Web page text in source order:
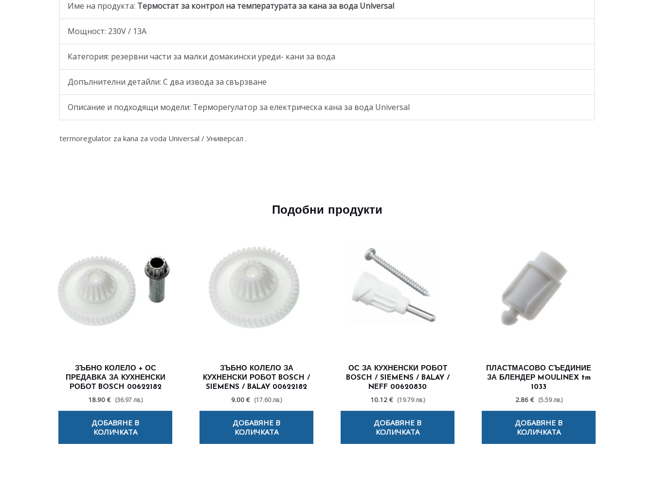
Име на продукта: Термостат за контрол на температурата за кана за вода Universal
Мощност: 230V / 13А
Категория: резервни части за малки домакински уреди- кани за вода
Допълнителни детайли: С два извода за свързване
Описание и подходящи модели: Терморегулатор за електрическа кана за вода Universal
termoregulator za kana za voda Universal / Универсал .
Подобни продукти
ЗЪБНО КОЛЕЛО + ОС
ПРЕДАВКА ЗА КУХНЕНСКИ
РОБОТ BOSCH 00622182
18.90 € (36.97 лв.)
ДОБАВЯНЕ В
КОЛИЧКАТА
ЗЪБНО КОЛЕЛО ЗА
КУХНЕНСКИ РОБОТ BOSCH /
SIEMENS / BALAY 00622182
9.00 € (17.60 лв.)
ДОБАВЯНЕ В
КОЛИЧКАТА
ОС ЗА КУХНЕНСКИ РОБОТ
BOSCH / SIEMENS / BALAY /
NEFF 00620830
10.12 € (19.79 лв.)
ДОБАВЯНЕ В
КОЛИЧКАТА
ПЛАСТМАСОВО СЪЕДИНИЕ
ЗА БЛЕНДЕР MOULINEX tm
1033
2.86 € (5.59 лв.)
ДОБАВЯНЕ В
КОЛИЧКАТА